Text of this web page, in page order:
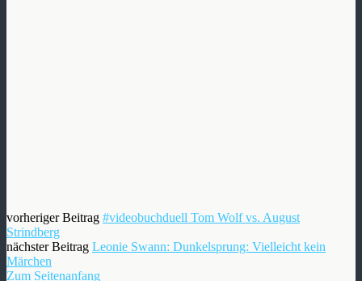
vorheriger Beitrag #videobuchduell Tom Wolf vs. August
Strindberg
nächster Beitrag Leonie Swann: Dunkelsprung: Vielleicht kein
Märchen
Zum Seitenanfang